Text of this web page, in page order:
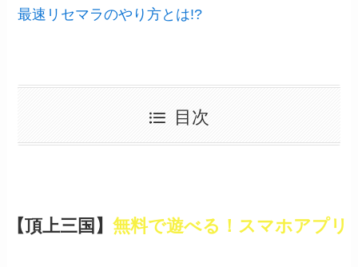
最速リセマラのやり方とは!?
目次
【頂上三国】 無料で遊べる！スマホアプリ